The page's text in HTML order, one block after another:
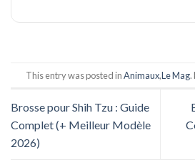
This entry was posted inAnimaux,Le Mag.
Brosse pour Shih Tzu : Guide
Complet (+ Meilleur Modèle
2026)